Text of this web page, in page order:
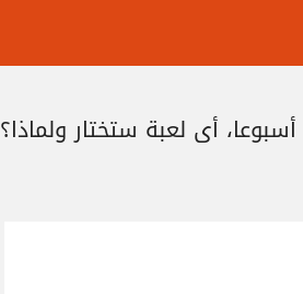
أي لعبة ستختار ولماذا؟